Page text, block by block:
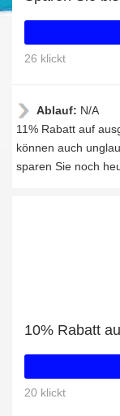
26 klickt
Ablauf: N/A
11% Rabatt auf
können auch
sparen Sie noch
10% Rabatt
20 klickt